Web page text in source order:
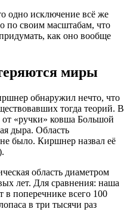
одно исключение всё же
по своим масштабам, что
как оно вообще
миры
обнаружил нечто, что
тогда теорий. В
«ручки» ковша Большой
дыра. Область
было. Киршнер назвал её
область диаметром
лет. Для сравнения: наша
поперечнике всего 100
в три тысячи раз